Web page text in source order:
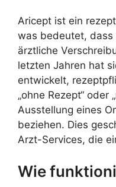
Aricept ist ein
was bedeutet, dass
ärztliche
letzten Jahren hat
entwickelt,
„ohne Rezept“ oder
Ausstellung eines
beziehen. Dies
Arzt-Services, die
Wie